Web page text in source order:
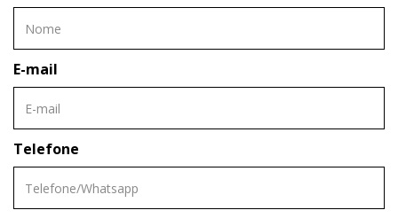
E-mail
Telefone